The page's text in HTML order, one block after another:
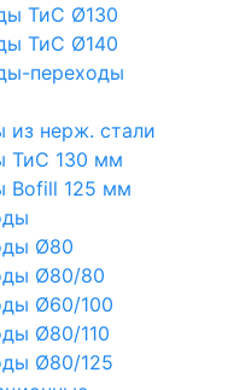
ТиС Ø130
ТиС Ø140
переходы
из нерж. стали
ТиС 130 мм
Bofill 125 мм
Ø80
Ø80/80
Ø60/100
Ø80/110
Ø80/125